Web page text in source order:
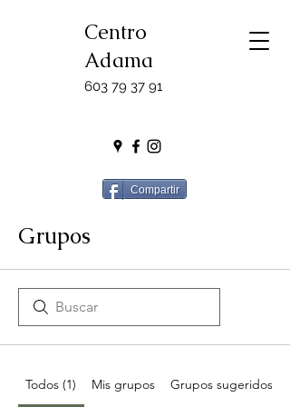
Centro
Adama
603 79 37 91
Compartir
Grupos
Todos (1) Mis grupos Grupos sugeridos